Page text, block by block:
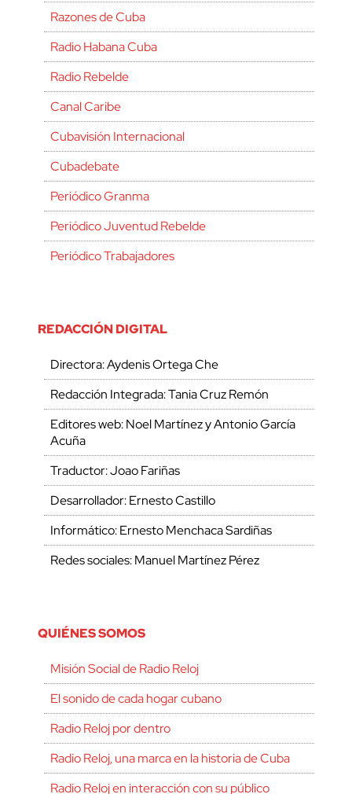
Razones de Cuba
Radio Habana Cuba
Radio Rebelde
Canal Caribe
Cubavisión Internacional
Cubadebate
Periódico Granma
Periódico Juventud Rebelde
Periódico Trabajadores
REDACCIÓN DIGITAL
Directora: Aydenis Ortega Che
Redacción Integrada: Tania Cruz Remón
Editores web: Noel Martínez y Antonio García
Acuña
Traductor: Joao Fariñas
Desarrollador: Ernesto Castillo
Informático: Ernesto Menchaca Sardiñas
Redes sociales: Manuel Martínez Pérez
QUIÉNES SOMOS
Misión Social de Radio Reloj
El sonido de cada hogar cubano
Radio Reloj por dentro
Radio Reloj, una marca en la historia de Cuba
Radio Reloj en interacción con su público